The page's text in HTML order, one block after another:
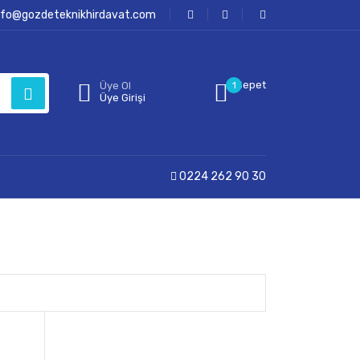
Üye Ol
Üye Girişi
1 Sepet
0224 262 90 30